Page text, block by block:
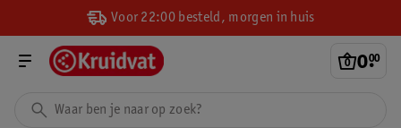
Voor 22:00 besteld, morgen in huis
0.
00